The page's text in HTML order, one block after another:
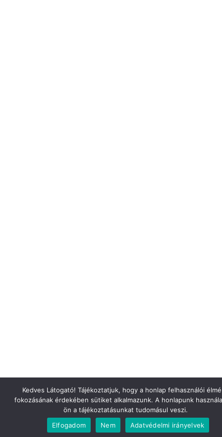
Kedves Látogató! Tájékoztatjuk, hogy a honlap felhasználói
fokozásának érdekében sütiket alkalmazunk. A honlapunk
ön a tájékoztatásunkat tudomásul veszi.
Elfogadom
Nem Adatvédelmi irányelvek